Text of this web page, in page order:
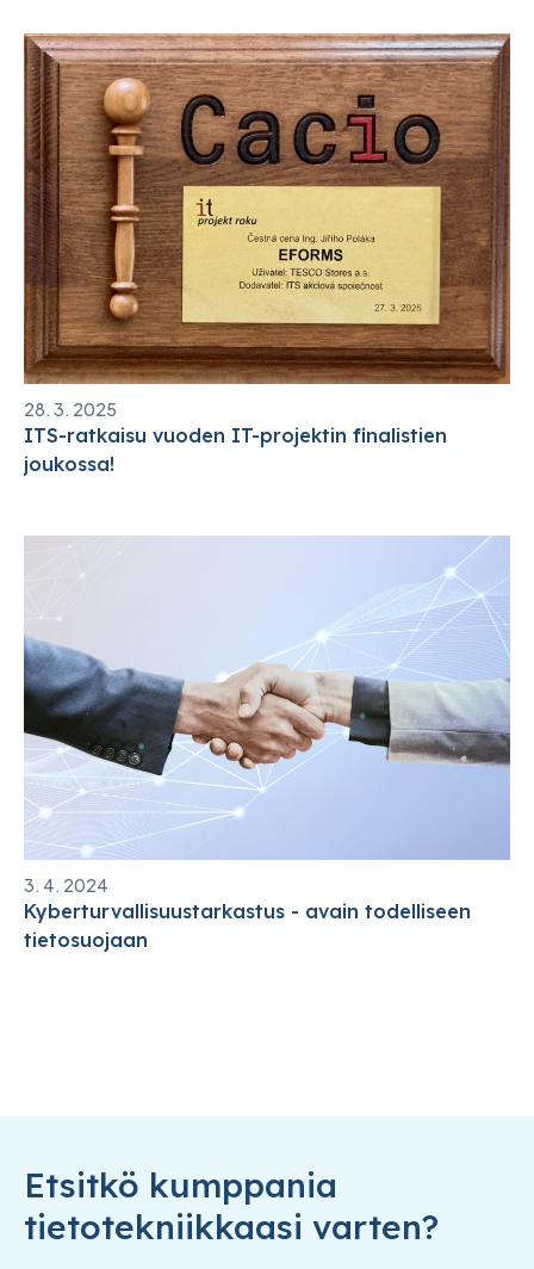
28. 3. 2025
ITS-ratkaisu vuoden IT-projektin finalistien
joukossa!
3. 4. 2024
Kyberturvallisuustarkastus - avain todelliseen
tietosuojaan
Etsitkö kumppania
tietotekniikkaasi varten?